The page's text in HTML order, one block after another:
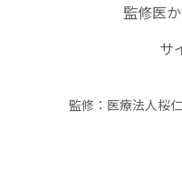
監修医
サ
監修：医療法人桜